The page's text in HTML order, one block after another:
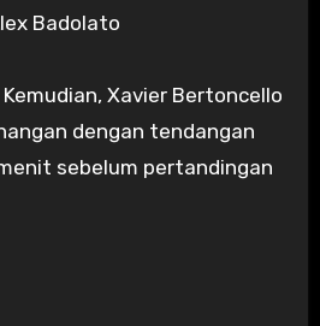
Badolato
Xavier Bertoncello
dengan tendangan
sebelum pertandingan